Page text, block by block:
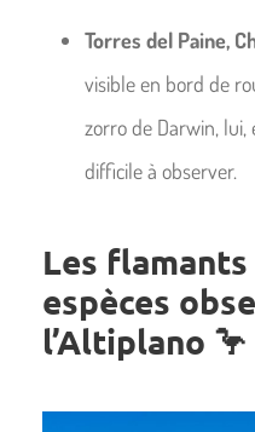
Torres del Paine,
visible en bord de
zorro de Darwin,
difficile à observer.
Les flamants
espèces
l’Altiplano 🦩